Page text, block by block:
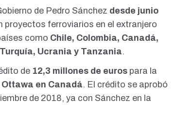
de Pedro Sánchez desde junio
proyectos ferroviarios en el extranjero
como Chile, Colombia, Canadá,
Ucrania y Tanzania.
de 12,3 millones de euros para la
Ottawa en Canadá. El crédito se aprobó
de 2018, ya con Sánchez en la